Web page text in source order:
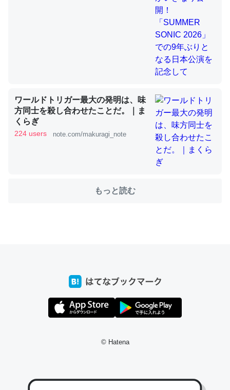
─ニュース :: 【研究発表】昆虫学の大問題＝「昆虫はなぜ海にいな
ウチもEchoを実家に置いて４年。でたまに覗いてる。ぼ
位置情報を共有してる。電池残量や充電中かが分かるので
これ見て生きてるなって分かる。
─たまにLINEするくらいだった遠方の父67歳と僕。ITツール導入で
コミュニケーションが劇的に変化した｜tayorini by LIFULL介護
たいなのでネット環境作ったけどAlexaしか使わないので
ワールドトリガー最大の発明は、味
方同士を殺し合わせたことだ。｜ま
くらぎ
224 users note.com/makuragi_note
もっと読む
© Hatena